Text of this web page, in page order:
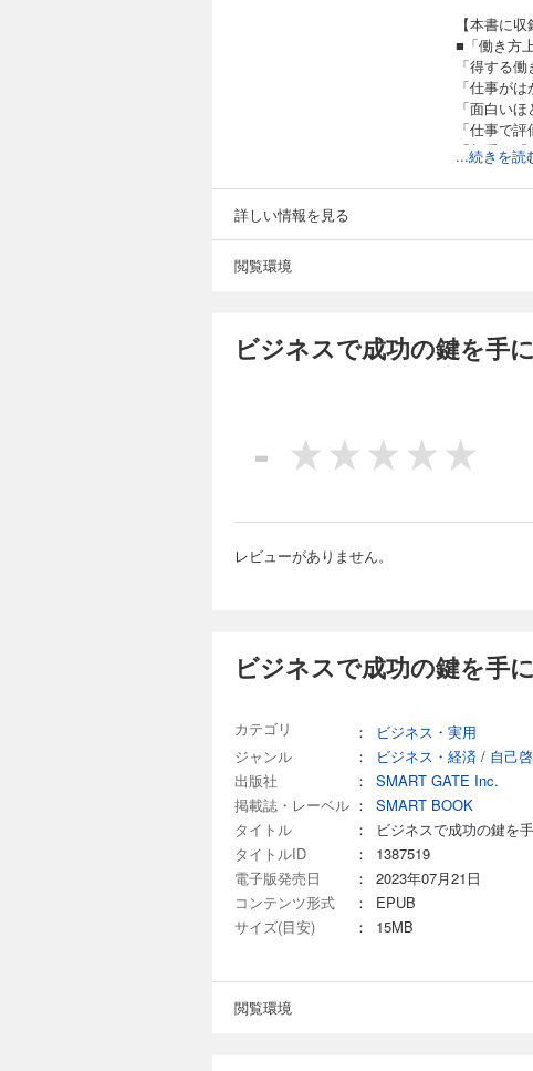
【本書に
■「働き方
「得する
「仕事が
「面白い
「仕事で
「相手の
「しゃべ
「渋沢栄一
「仕事・人
「貯まる人
「シンプル
■「ビジネ
「あなたの
「今の仕事
の自分がイ
...続きを読
詳しい情報を見る
閲覧環境
ビジネスで成功の鍵を手
-
レビューがありません。
ビジネスで成功の鍵を手
カテゴリ ：
ビジネス・実用
ジャンル
： ビジネス・経済 / 自己
出版社
：
SMART GATE Inc.
掲載誌・レーベル ：
SMART BOOK
タイトル
：
ビジネスで成功の鍵を
タイトルID
：
1387519
電子版発売日
：
2023年07月21日
コンテンツ形式
：
EPUB
サイズ(目安)
： 15MB
閲覧環境